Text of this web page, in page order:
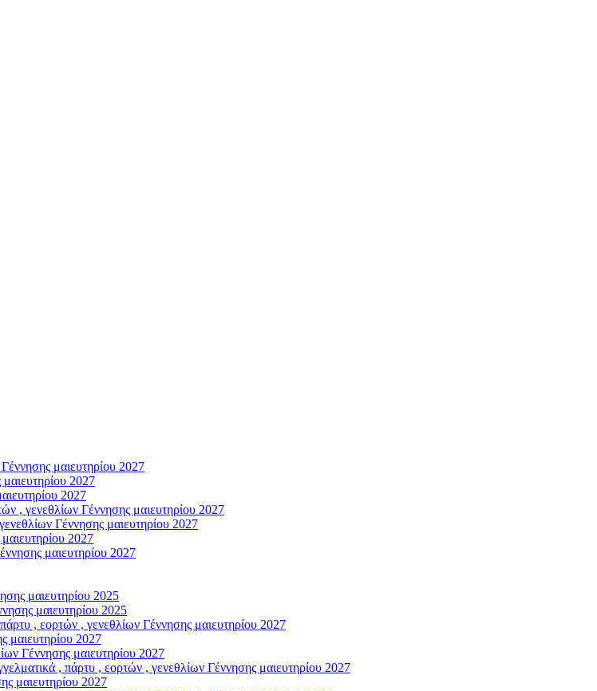
μαιευτηρίου 2027
2027
2027
Γέννησης μαιευτηρίου 2027
Γέννησης μαιευτηρίου 2027
2027
μαιευτηρίου 2027
μαιευτηρίου 2025
μαιευτηρίου 2025
εορτών , γενεθλίων Γέννησης μαιευτηρίου 2027
2027
Γέννησης μαιευτηρίου 2027
, πάρτυ , εορτών , γενεθλίων Γέννησης μαιευτηρίου 2027
μαιευτηρίου 2027